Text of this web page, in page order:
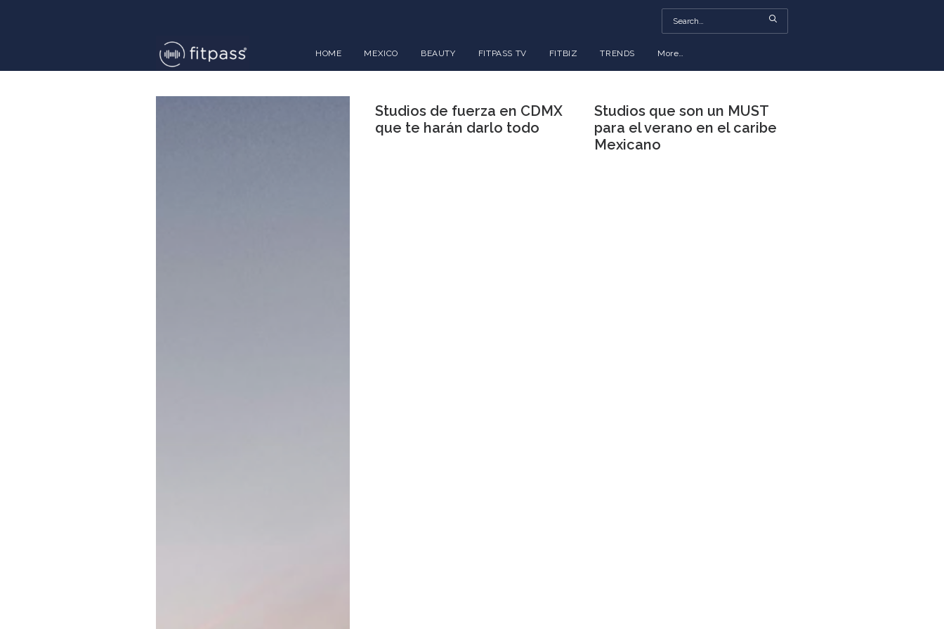
HOME MEXICO BEAUTY FITPASS TV FITBIZ TRENDS More…
Studios de fuerza en CDMX
que te harán darlo todo
Studios que son un MUST
para el verano en el caribe
Mexicano